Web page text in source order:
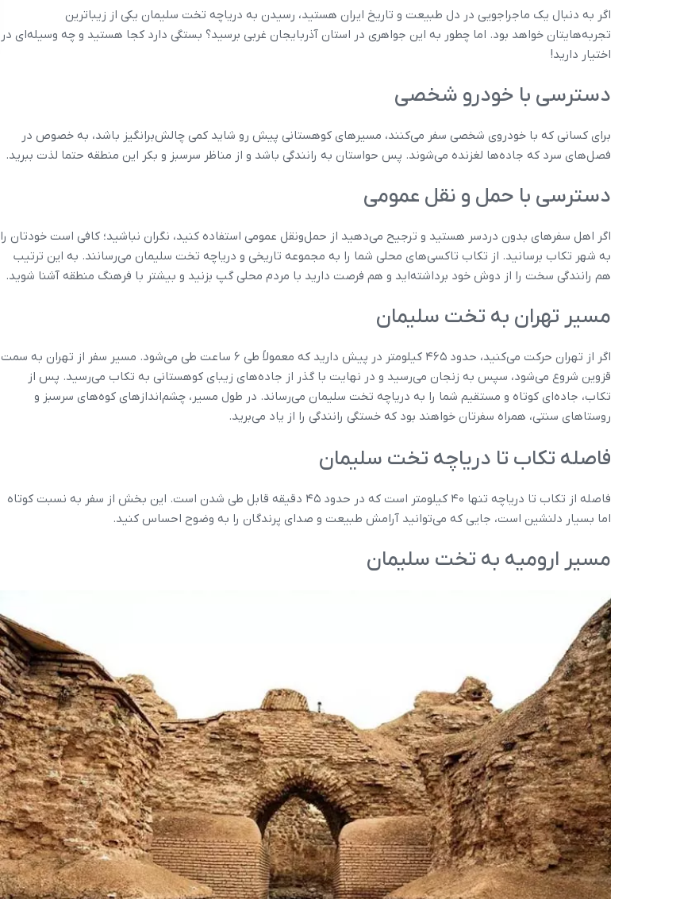
اگر به دنبال یک ماجراجویی در دل طبیعت و تاریخ ایران هستید، رسیدن به دریاچه تخت سلیمان یکی از زیباترین
تجربه‌هایتان خواهد بود. اما چطور به این جواهری در استان آذربایجان غربی برسید؟ بستگی دارد کجا هستید و چه وسیله‌ای در
اختیار دارید!
دسترسی با خودرو شخصی
برای کسانی که با خودروی شخصی سفر می‌کنند، مسیرهای کوهستانی پیش رو شاید کمی چالش‌برانگیز باشد، به خصوص در
فصل‌های سرد که جاده‌ها لغزنده می‌شوند. پس حواستان به رانندگی باشد و از مناظر سرسبز و بکر این منطقه حتما لذت ببرید.
دسترسی با حمل و نقل عمومی
اگر اهل سفرهای بدون دردسر هستید و ترجیح می‌دهید از حمل‌ونقل عمومی استفاده کنید، نگران نباشید؛ کافی است خودتان را
به شهر تکاب برسانید. از تکاب تاکسی‌های محلی شما را به مجموعه تاریخی و دریاچه تخت سلیمان می‌رسانند. به این ترتیب
هم رانندگی سخت را از دوش خود برداشته‌اید و هم فرصت دارید با مردم محلی گپ بزنید و بیشتر با فرهنگ منطقه آشنا شوید.
مسیر تهران به تخت سلیمان
اگر از تهران حرکت می‌کنید، حدود ۴۶۵ کیلومتر در پیش دارید که معمولاً طی ۶ ساعت طی می‌شود. مسیر سفر از تهران به سمت
قزوین شروع می‌شود، سپس به زنجان می‌رسید و در نهایت با گذر از جاده‌های زیبای کوهستانی به تکاب می‌رسید. پس از
تکاب، جاده‌ای کوتاه و مستقیم شما را به دریاچه تخت سلیمان می‌رساند. در طول مسیر، چشم‌اندازهای کوه‌های سرسبز و
روستاهای سنتی، همراه سفرتان خواهند بود که خستگی رانندگی را از یاد می‌برید.
فاصله تکاب تا دریاچه تخت سلیمان
فاصله از تکاب تا دریاچه تنها ۴۰ کیلومتر است که در حدود ۴۵ دقیقه قابل طی شدن است. این بخش از سفر به نسبت کوتاه
اما بسیار دلنشین است، جایی که می‌توانید آرامش طبیعت و صدای پرندگان را به وضوح احساس کنید.
مسیر ارومیه به تخت سلیمان